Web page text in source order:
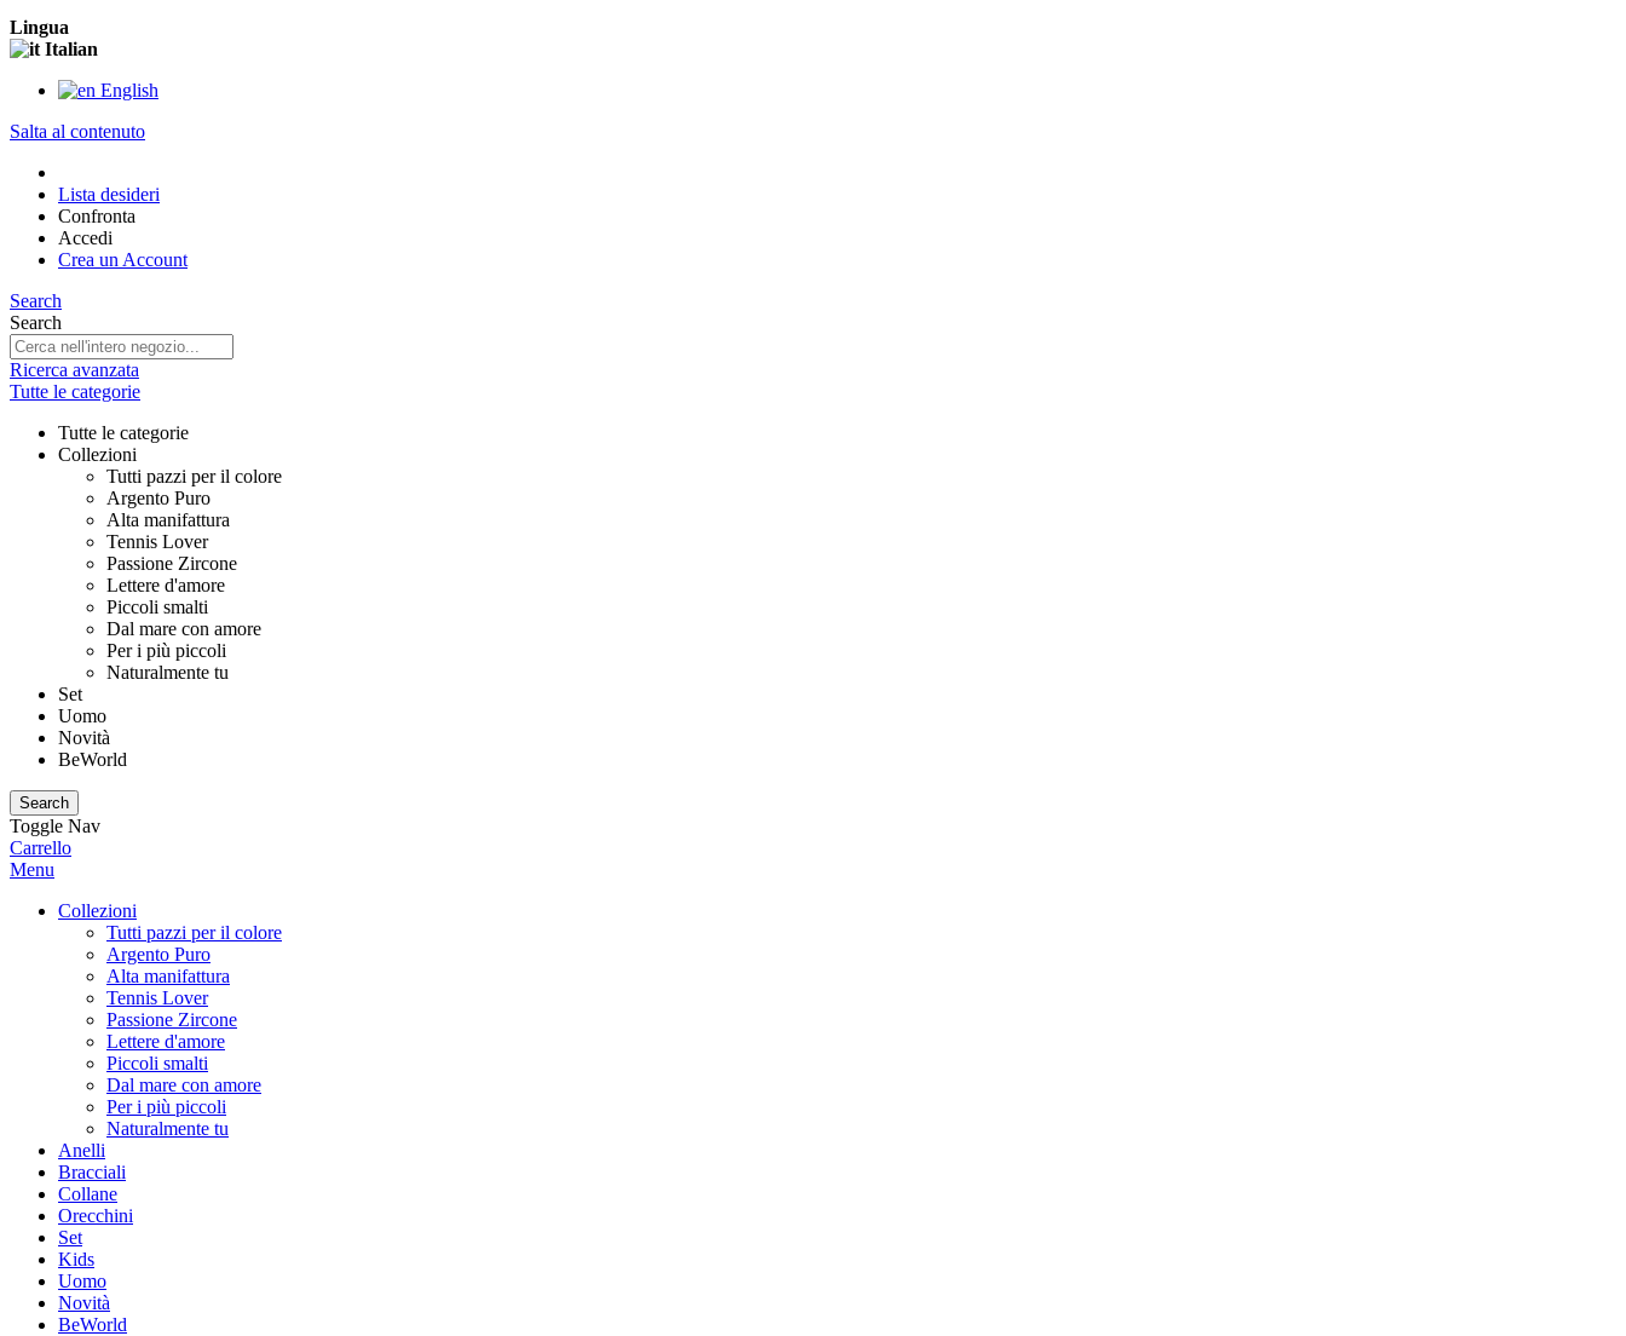
Lingua
Italian
English
Salta al contenuto
Lista desideri
Confronta
Accedi
Crea un Account
Search
Search
Ricerca avanzata
Tutte le categorie
Tutte le categorie
Collezioni
Tutti pazzi per il colore
Argento Puro
Alta manifattura
Tennis Lover
Passione Zircone
Lettere d'amore
Piccoli smalti
Dal mare con amore
Per i più piccoli
Naturalmente tu
Set
Uomo
Novità
BeWorld
Search
Toggle Nav
Carrello
Menu
Collezioni
Tutti pazzi per il colore
Argento Puro
Alta manifattura
Tennis Lover
Passione Zircone
Lettere d'amore
Piccoli smalti
Dal mare con amore
Per i più piccoli
Naturalmente tu
Anelli
Bracciali
Collane
Orecchini
Set
Kids
Uomo
Novità
BeWorld